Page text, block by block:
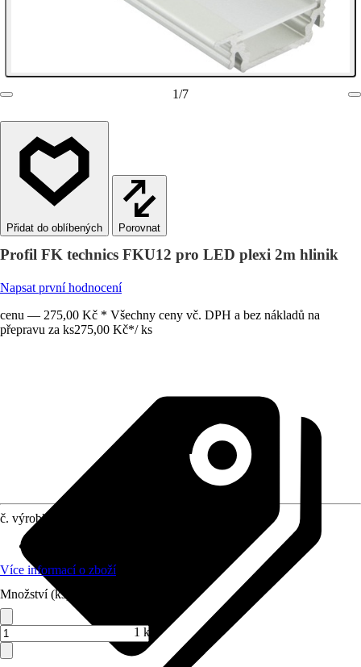
1/7
Porovnat
Profil FK technics FKU12 pro LED plexi 2m hlinik
Napsat první hodnocení
cenu — 275,00 Kč * Všechny ceny vč. DPH a bez nákladů na
přepravu za ks275,00 Kč*/ ks
č. výrobku
Více informací o zboží
Množství (ks)
1 ks